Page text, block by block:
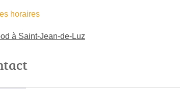
horaires
à Saint-Jean-de-Luz